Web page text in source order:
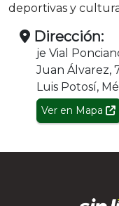
deportivas y
Dirección:
je Vial
Juan Álvarez,
Luis Potosí,
Ver en Mapa